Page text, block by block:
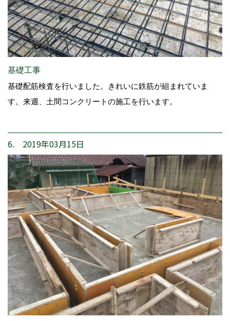
基礎工事
基礎配筋検査を行いました。きれいに鉄筋が組まれていま
す。来週、土間コンクリートの施工を行います。
6. 2019年03月15日